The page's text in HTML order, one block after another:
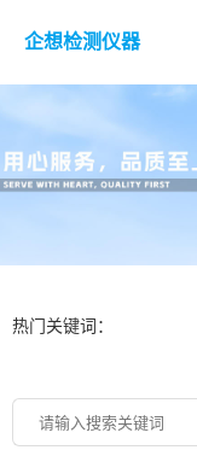
企想检测仪器
热门关键词：